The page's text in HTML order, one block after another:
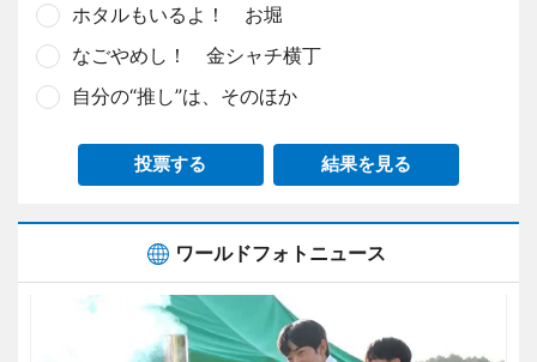
ホタルもいるよ！ お堀
なごやめし！ 金シャチ横丁
自分の“推し”は、そのほか
投票する 結果を見る
ワールドフォトニュース